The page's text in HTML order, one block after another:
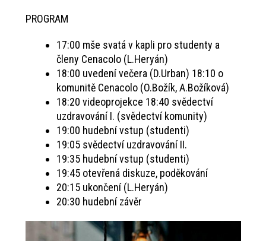
PROGRAM
17:00 mše svatá v kapli pro studenty a
členy Cenacolo (L.Heryán)
18:00 uvedení večera (D.Urban) 18:10 o
komunitě Cenacolo (O.Božík, A.Božíková)
18:20 videoprojekce 18:40 svědectví
uzdravování I. (svědectví komunity)
19:00 hudební vstup (studenti)
19:05 svědectví uzdravování II.
19:35 hudební vstup (studenti)
19:45 otevřená diskuze, poděkování
20:15 ukončení (L.Heryán)
20:30 hudební závěr